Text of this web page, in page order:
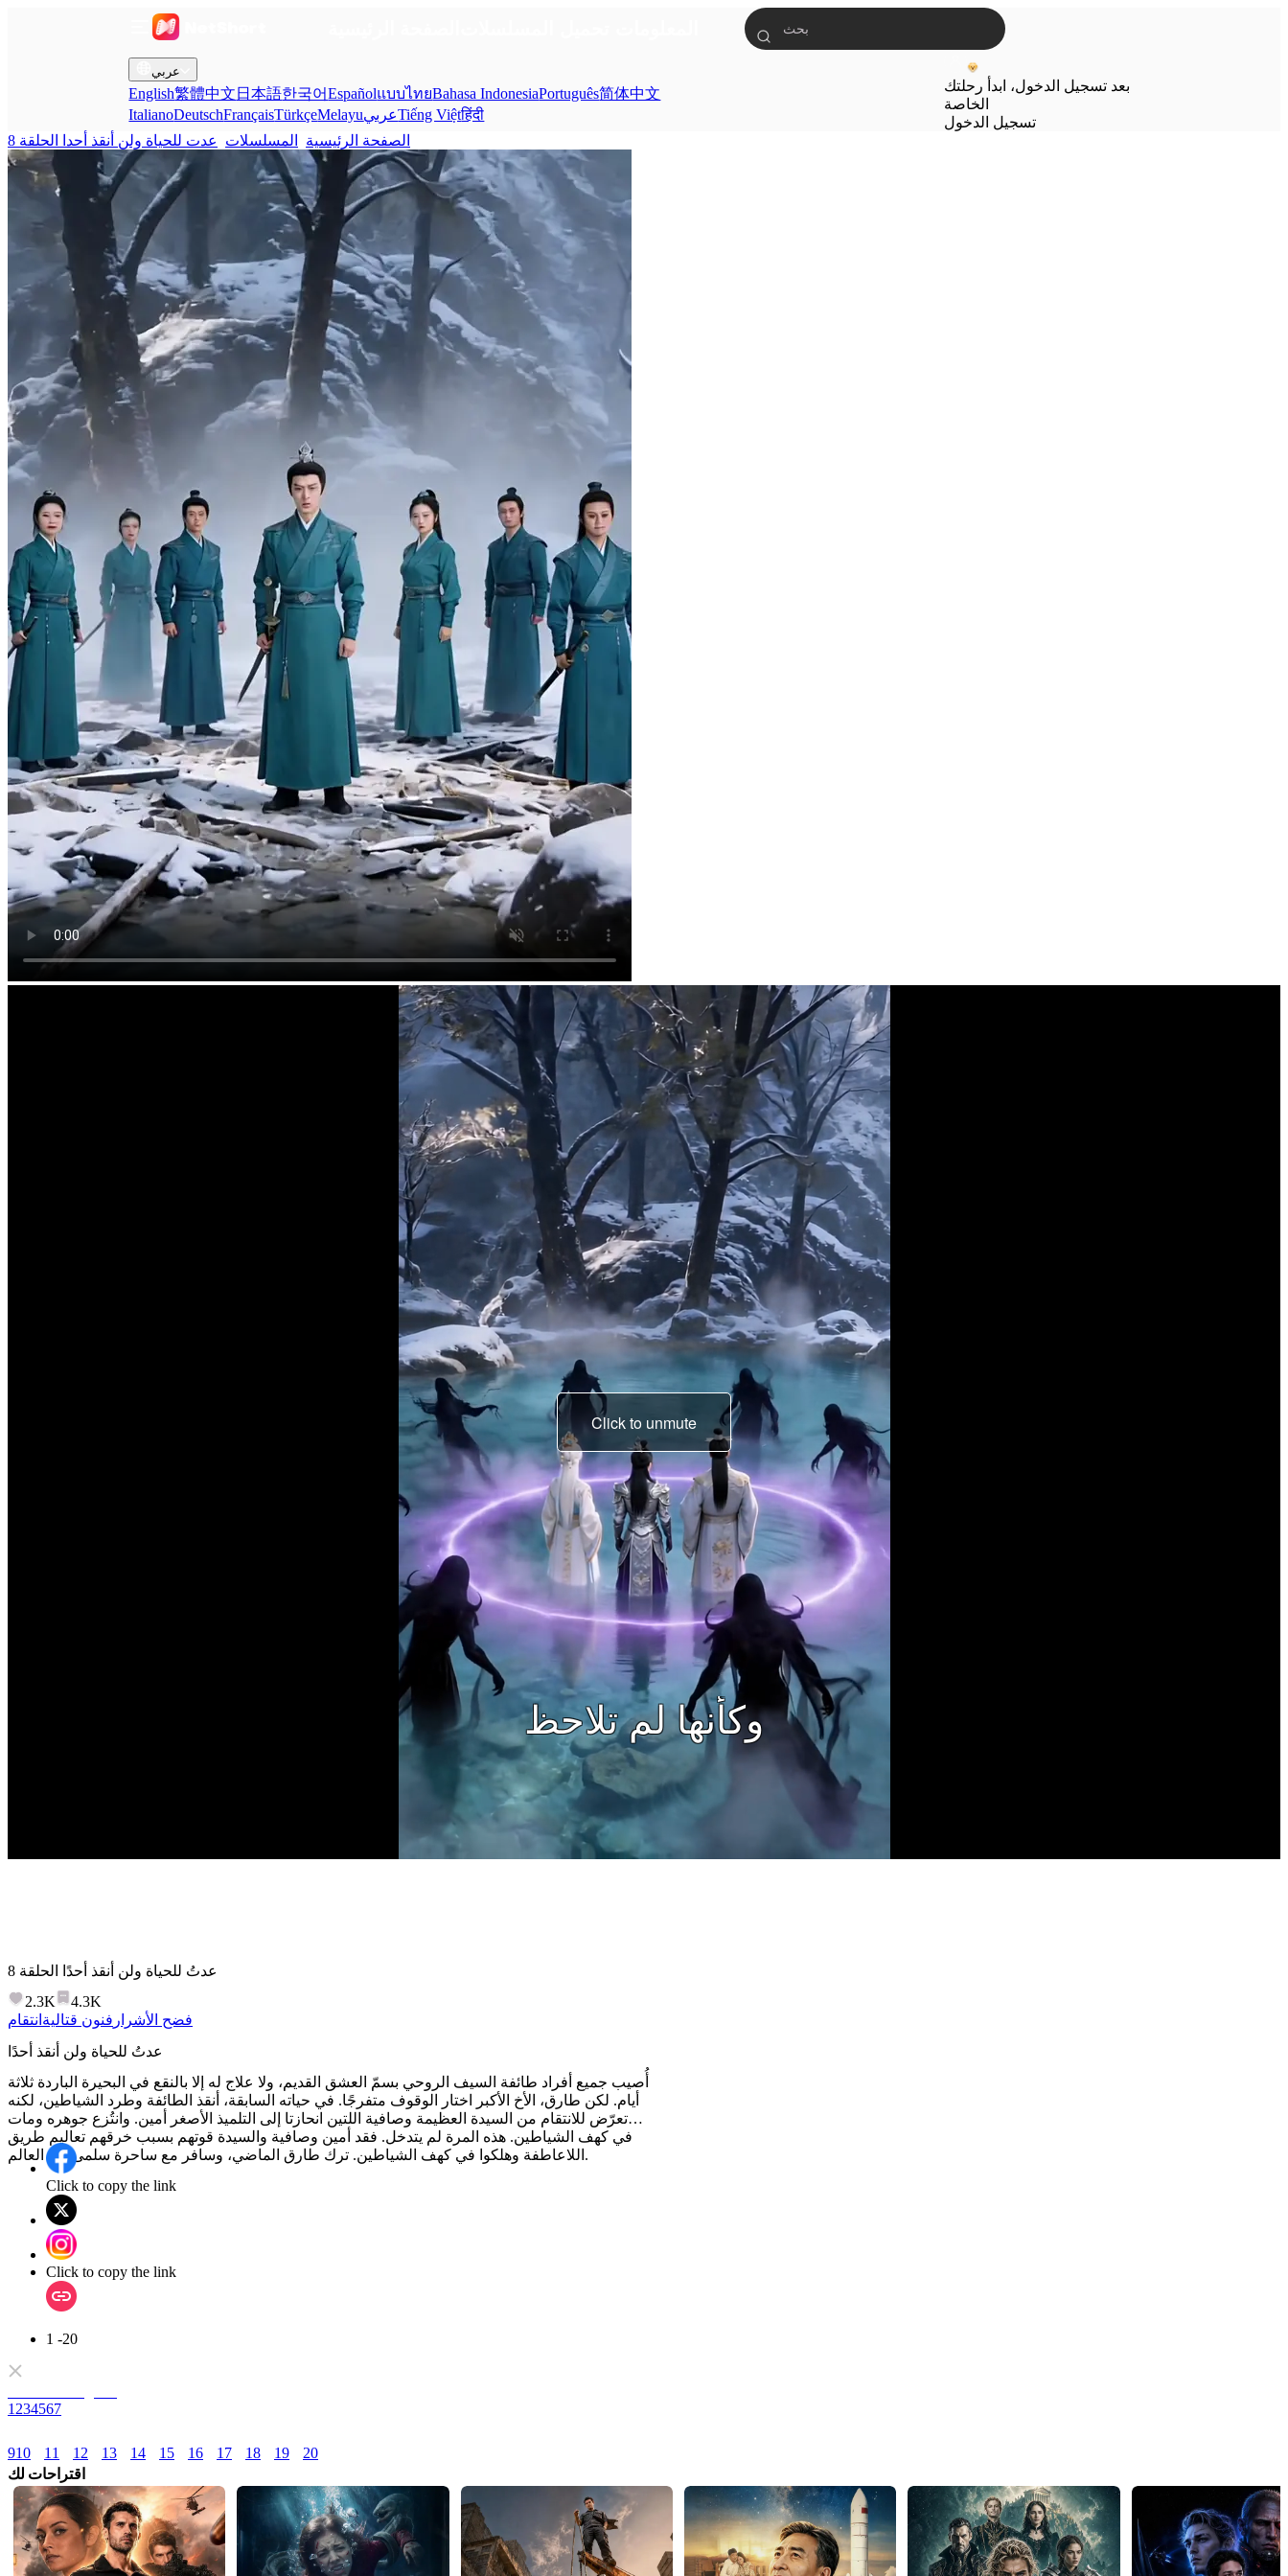
عربي
English繁體中文 日本語한국어EspañolแบบไทยBahasa IndonesiaPortuguês简体中文
ItalianoDeutschFrançaisTürkçeMelayuعربيTiếng Việtहिंदी
بعد تسجيل الدخول، ابدأ رحلتك
الخاصة
تسجيل الدخول
الصفحة الرئيسية
المسلسلات عدت للحياة ولن أنقذ أحدا الحلقة 8
Click to unmute
توسل التلاميذ بذعر عندما
رأوا ذلك
عدتُ للحياة ولن أنقذ أحدًا الحلقة 8
2.3K
4.3K
فضح الأشرار فنون قتالية انتقام
عدتُ للحياة ولن أنقذ أحدًا
أُصيب جميع أفراد طائفة السيف الروحي بسمّ العشق القديم، ولا علاج له إلا بالنقع في البحيرة الباردة ثلاثة
أيام. لكن طارق، الأخ الأكبر اختار الوقوف متفرجًا. في حياته السابقة، أنقذ الطائفة وطرد الشياطين، لكنه
تعرّض للانتقام من السيدة العظيمة وصافية اللتين انحازتا إلى التلميذ الأصغر أمين. وانتُزع جوهره ومات
في كهف الشياطين. هذه المرة لم يتدخل. فقد أمين وصافية والسيدة قوتهم بسبب خرقهم تعاليم طريق
اللاعاطفة وهلكوا في كهف الشياطين. ترك طارق الماضي، وسافر مع ساحرة سلمى في العالم.
Click to copy the link
Click to copy the link
1 -20
1 234567
910 11 12 13 14 15 16 17 18 19 20
اقتراحات لك